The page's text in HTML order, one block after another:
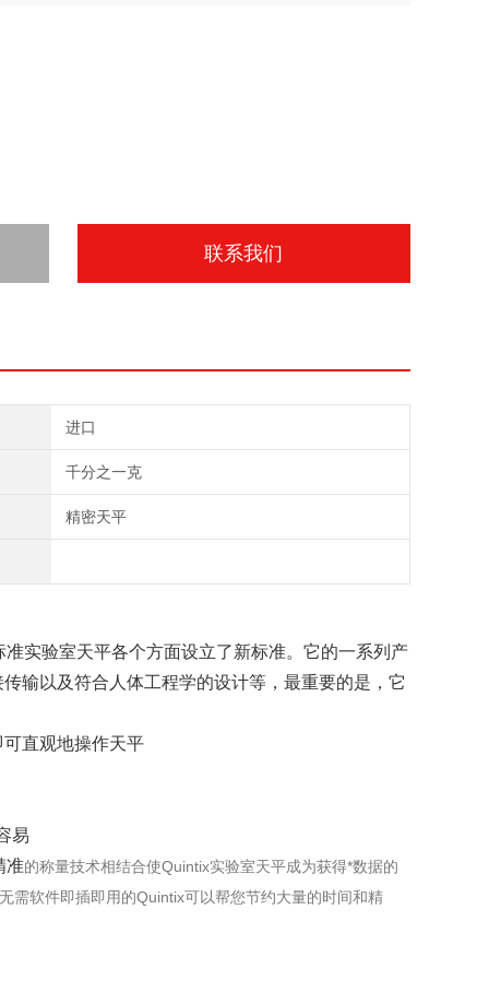
联系我们
进口
千分之一克
精密天平
实验室天平各个方面设立了新标准。它的一系列产
输以及符合人体工程学的设计等，最重要的是，它
直观地操作天平
易
准的称量技术相结合使Quintix实验室天平成为获得*数据的
需软件即插即用的Quintix可以帮您节约大量的时间和精